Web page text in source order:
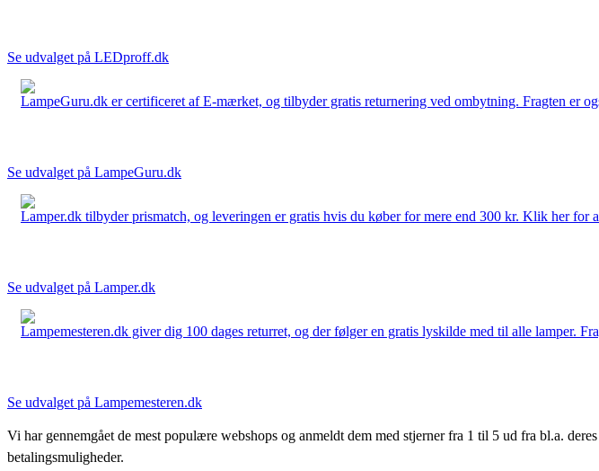
Se udvalget på LEDproff.dk
LampeGuru.dk er certificeret af E-mærket, og tilbyder gratis returnering ved ombytning. Fragten er
Se udvalget på LampeGuru.dk
Lamper.dk tilbyder prismatch, og leveringen er gratis hvis du køber for mere end 300 kr. Klik her for
Se udvalget på Lamper.dk
Lampemesteren.dk giver dig 100 dages returret, og der følger en gratis lyskilde med til alle lamper.
Se udvalget på Lampemesteren.dk
Vi har gennemgået de mest populære webshops og anmeldt dem med stjerner fra 1 til 5 ud fra bl.a.
betalingsmuligheder.